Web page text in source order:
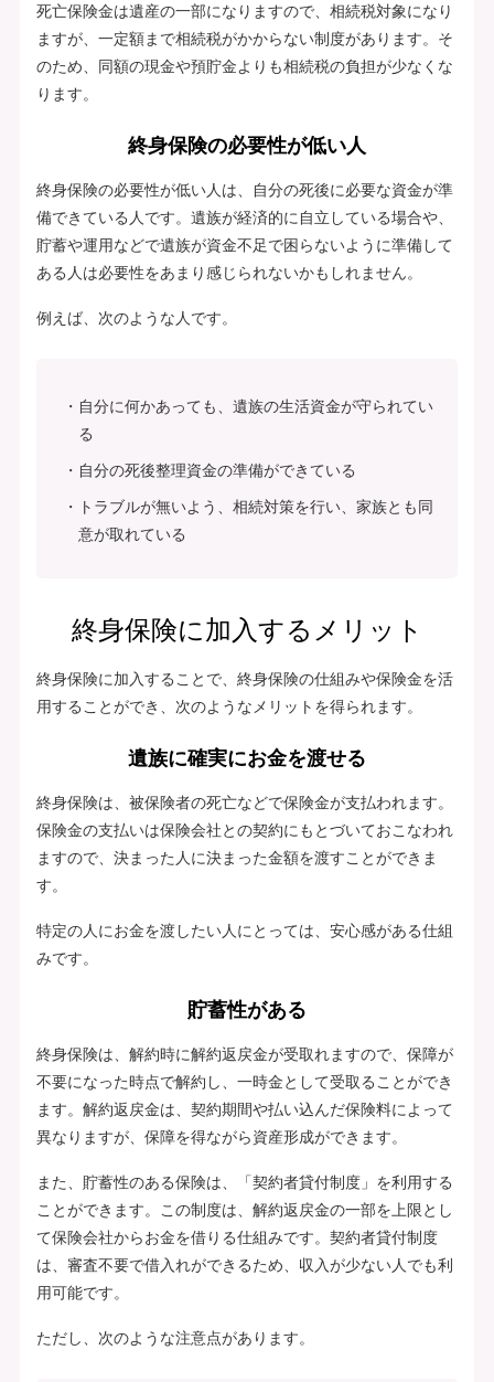
死亡保険金は遺産の一部になりますので、相続税対象になり
ますが、一定額まで相続税がかからない制度があります。そ
のため、同額の現金や預貯金よりも相続税の負担が少なくな
ります。
終身保険の必要性が低い人
終身保険の必要性が低い人は、自分の死後に必要な資金が準
備できている人です。遺族が経済的に自立している場合や、
貯蓄や運用などで遺族が資金不足で困らないように準備して
ある人は必要性をあまり感じられないかもしれません。
例えば、次のような人です。
自分に何かあっても、遺族の生活資金が守られてい
る
自分の死後整理資金の準備ができている
トラブルが無いよう、相続対策を行い、家族とも同
意が取れている
終身保険に加入するメリット
終身保険に加入することで、終身保険の仕組みや保険金を活
用することができ、次のようなメリットを得られます。
遺族に確実にお金を渡せる
終身保険は、被保険者の死亡などで保険金が支払われます。
保険金の支払いは保険会社との契約にもとづいておこなわれ
ますので、決まった人に決まった金額を渡すことができま
す。
特定の人にお金を渡したい人にとっては、安心感がある仕組
みです。
貯蓄性がある
終身保険は、解約時に解約返戻金が受取れますので、保障が
不要になった時点で解約し、一時金として受取ることができ
ます。解約返戻金は、契約期間や払い込んだ保険料によって
異なりますが、保障を得ながら資産形成ができます。
また、貯蓄性のある保険は、「契約者貸付制度」を利用する
ことができます。この制度は、解約返戻金の一部を上限とし
て保険会社からお金を借りる仕組みです。契約者貸付制度
は、審査不要で借入れができるため、収入が少ない人でも利
用可能です。
ただし、次のような注意点があります。